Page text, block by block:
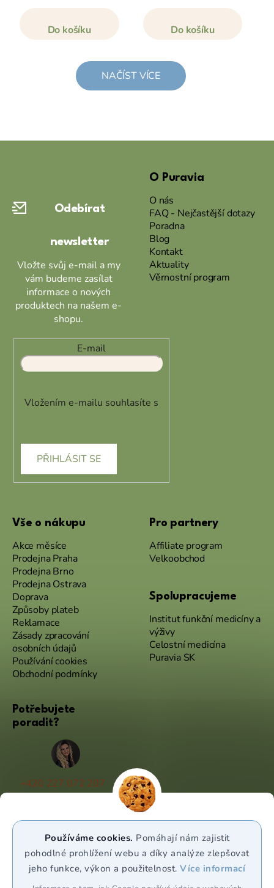
Používáme cookies. Pomáhají nám zajistit
pohodlné prohlížení webu a díky analýze zlepšovat
jeho funkce, výkon a použitelnost.Více informací
Do košíku Do košíku
NAČÍST VÍCE
Odebírat
newsletter
Vložte svůj e-mail a my
vám budeme zasílat
informace o nových
produktech na našem e-
shopu.
E-mail
Vložením e-mailu souhlasíte s
PŘIHLÁSIT SE
O Puravia
O nás
FAQ - Nejčastější dotazy
Poradna
Blog
Kontakt
Aktuality
Věrnostní program
Vše o nákupu
Akce měsíce
Prodejna Praha
Prodejna Brno
Prodejna Ostrava
Doprava
Způsoby plateb
Reklamace
Zásady zpracování
osobních údajů
Používání cookies
Obchodní podmínky
Pro partnery
Affiliate program
Velkoobchod
Spolupracujeme
Institut funkční medicíny a
výživy
Celostní medicína
Puravia SK
Potřebujete
poradit?
+420 227 072 207
(Po - Pá 9:00 - 17:00)
WhatsApp